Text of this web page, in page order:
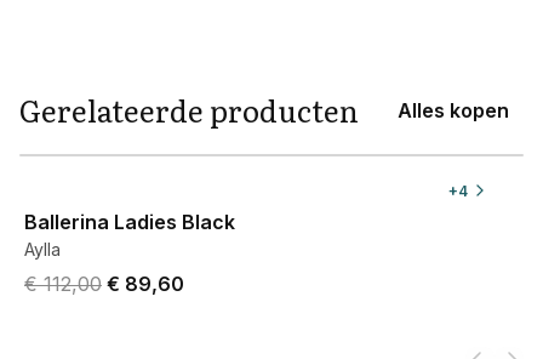
Gerelateerde producten Alles kopen
+4
Ballerina Ladies Black
Aylla
Original price was € 112,00.
€ 112,00 Current price is € 89,60.
€ 89,60